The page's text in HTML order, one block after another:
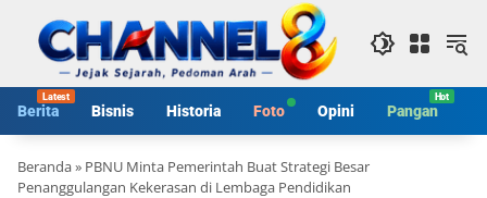
konten
Berita Bisnis Historia Foto Opini Pangan
Beranda» PBNU Minta Pemerintah Buat Strategi Besar
Penanggulangan Kekerasan di Lembaga Pendidikan